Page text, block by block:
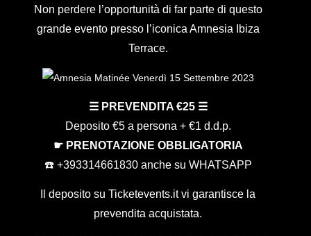
Non perdere l’opportunità di far parte di questo
grande evento presso l’iconica Amnesia Ibiza
Terrace.
☰ PREVENDITA €25 ☰
Deposito €5 a persona + €1 d.d.p.
☛ PRENOTAZIONE OBBLIGATORIA
☎️ +393314661830 anche su WHATSAPP
Il deposito su Ticketevents.itvi garantisce la
prevendita acquistata.